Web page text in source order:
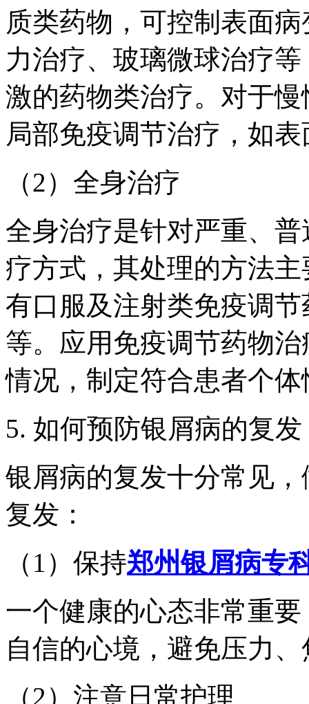
质类药物，可控制表面
力治疗、玻璃微球治疗
激的药物类治疗。对于
局部免疫调节治疗，如
（2）全身治疗
全身治疗是针对严重、
疗方式，其处理的方法
有口服及注射类免疫调
等。应用免疫调节药物
情况，制定符合患者个
5. 如何预防银屑病的复发
银屑病的复发十分常见
复发：
（1）保持郑州银屑病专
一个健康的心态非常重
自信的心境，避免压力
（2）注意日常护理